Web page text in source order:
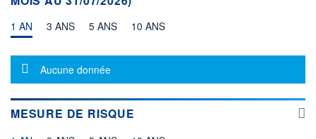
13,3720
2 894 07.08.26 / 17:35:14
13,0040 13,6680
PEA
BOURSOVIE LUX
1 AN 3 ANS 5 ANS 10 ANS
Message d'information
Aucune donnée
MESURE DE RISQUE